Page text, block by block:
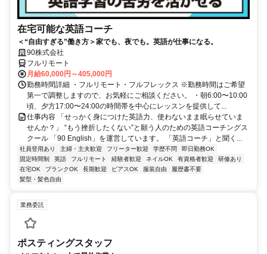
在宅可能な英語コーチ
＜“自由すぎる”働き方＞家でも、夜でも。英語が仕事になる。
90株式会社
フルリモート
月給60,000円～405,000円
勤務時間詳細 ・フルリモート・フルフレックス ※勤務時間はご希望
第一で調整しますので、お気軽にご相談ください。 ・朝6:00〜10:00
頃、夕方17:00〜24:00の時間帯を中心にレッスンを提供して...
仕事内容 「せっかく身につけた英語力、使わないまま眠らせていま
せんか？」 “もう挫折したくない”と願う人のための英語コーチングス
クール 「90 English」を運営しています。 「英語コーチ」と聞く...
社員登用あり 主婦・主夫歓迎 フリーター歓迎 学歴不問
即日勤務OK
固定時間制
英語 フルリモート 経験者歓迎 ネイルOK 有資格者歓迎
研修あり
在宅OK
ブランクOK 長期歓迎 ピアスOK 服装自由
履歴書不要
髪型・髪色自由
業務委託
ポスティングスタッフ